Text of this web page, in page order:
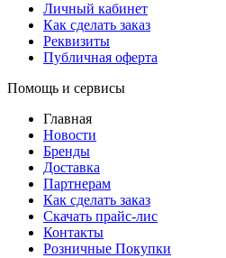
Личный кабинет
Как сделать заказ
Реквизиты
Публичная оферта
Помощь и сервисы
Главная
Новости
Бренды
Доставка
Партнерам
Как сделать заказ
Скачать прайс-лис
Контакты
Розничные Покупки